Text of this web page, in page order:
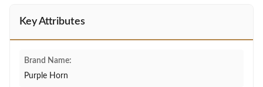
Key Attributes
Brand Name:
Purple Horn